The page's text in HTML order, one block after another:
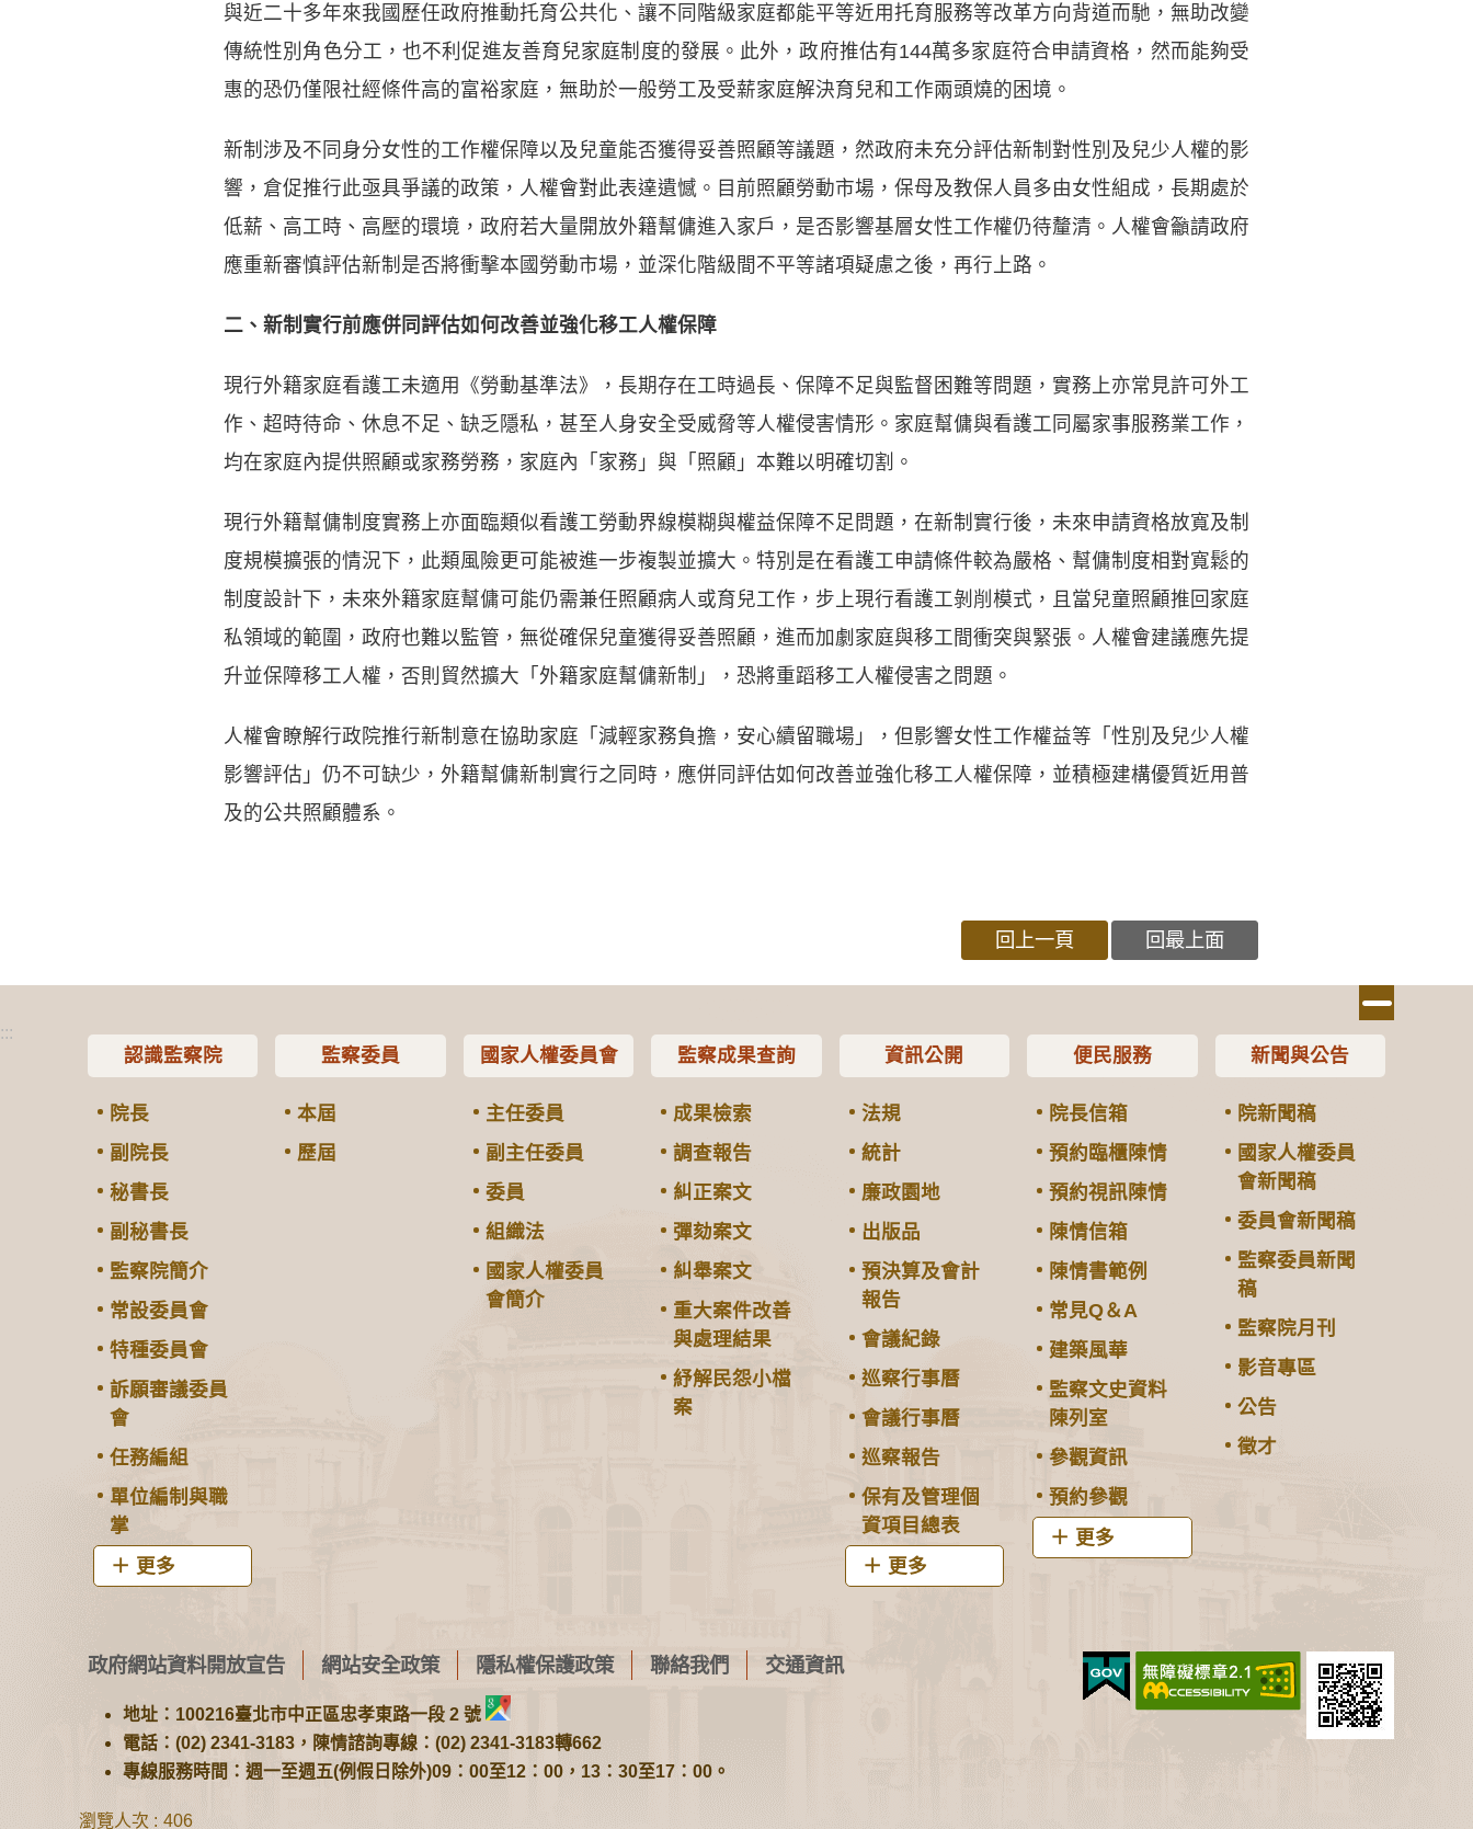
與近二十多年來我國歷任政府推動托育公共化、讓不同階級家庭都能平等近用托育服務等改革方向背道而馳，無助改變
傳統性別角色分工，也不利促進友善育兒家庭制度的發展。此外，政府推估有144萬多家庭符合申請資格，然而能夠受
惠的恐仍僅限社經條件高的富裕家庭，無助於一般勞工及受薪家庭解決育兒和工作兩頭燒的困境。
新制涉及不同身分女性的工作權保障以及兒童能否獲得妥善照顧等議題，然政府未充分評估新制對性別及兒少人權的影
響，倉促推行此亟具爭議的政策，人權會對此表達遺憾。目前照顧勞動市場，保母及教保人員多由女性組成，長期處於
低薪、高工時、高壓的環境，政府若大量開放外籍幫傭進入家戶，是否影響基層女性工作權仍待釐清。人權會籲請政府
應重新審慎評估新制是否將衝擊本國勞動市場，並深化階級間不平等諸項疑慮之後，再行上路。
二、新制實行前應併同評估如何改善並強化移工人權保障
現行外籍家庭看護工未適用《勞動基準法》，長期存在工時過長、保障不足與監督困難等問題，實務上亦常見許可外工
作、超時待命、休息不足、缺乏隱私，甚至人身安全受威脅等人權侵害情形。家庭幫傭與看護工同屬家事服務業工作，
均在家庭內提供照顧或家務勞務，家庭內「家務」與「照顧」本難以明確切割。
現行外籍幫傭制度實務上亦面臨類似看護工勞動界線模糊與權益保障不足問題，在新制實行後，未來申請資格放寬及制
度規模擴張的情況下，此類風險更可能被進一步複製並擴大。特別是在看護工申請條件較為嚴格、幫傭制度相對寬鬆的
制度設計下，未來外籍家庭幫傭可能仍需兼任照顧病人或育兒工作，步上現行看護工剝削模式，且當兒童照顧推回家庭
私領域的範圍，政府也難以監管，無從確保兒童獲得妥善照顧，進而加劇家庭與移工間衝突與緊張。人權會建議應先提
升並保障移工人權，否則貿然擴大「外籍家庭幫傭新制」，恐將重蹈移工人權侵害之問題。
人權會瞭解行政院推行新制意在協助家庭「減輕家務負擔，安心續留職場」，但影響女性工作權益等「性別及兒少人權
影響評估」仍不可缺少，外籍幫傭新制實行之同時，應併同評估如何改善並強化移工人權保障，並積極建構優質近用普
及的公共照顧體系。
回上一頁 回最上面
:::
認識監察院
院長
副院長
秘書長
副秘書長
監察院簡介
常設委員會
特種委員會
訴願審議委員
會
任務編組
單位編制與職
掌
更多
監察委員
本屆
歷屆
國家人權委員會
主任委員
副主任委員
委員
組織法
國家人權委員
會簡介
監察成果查詢
成果檢索
調查報告
糾正案文
彈劾案文
糾舉案文
重大案件改善
與處理結果
紓解民怨小檔
案
資訊公開
法規
統計
廉政園地
出版品
預決算及會計
報告
會議紀錄
巡察行事曆
會議行事曆
巡察報告
保有及管理個
資項目總表
更多
便民服務
院長信箱
預約臨櫃陳情
預約視訊陳情
陳情信箱
陳情書範例
常見Q＆A
建築風華
監察文史資料
陳列室
參觀資訊
預約參觀
更多
新聞與公告
院新聞稿
國家人權委員
會新聞稿
委員會新聞稿
監察委員新聞
稿
監察院月刊
影音專區
公告
徵才
政府網站資料開放宣告 網站安全政策 隱私權保護政策 聯絡我們 交通資訊
地址：100216臺北市中正區忠孝東路一段 2 號
電話：(02) 2341-3183，陳情諮詢專線：(02) 2341-3183轉662
專線服務時間：週一至週五(例假日除外)09：00至12：00，13：30至17：00。
瀏覽人次 406